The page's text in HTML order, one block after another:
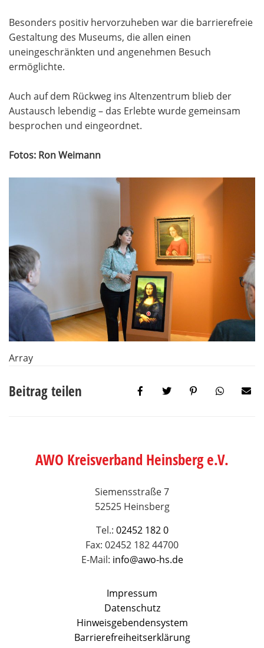
Besonders positiv hervorzuheben war die barrierefreie
Gestaltung des Museums, die allen einen
uneingeschränkten und angenehmen Besuch
ermöglichte.
Auch auf dem Rückweg ins Altenzentrum blieb der
Austausch lebendig – das Erlebte wurde gemeinsam
besprochen und eingeordnet.
Fotos: Ron Weimann
Array
Beitrag teilen
AWO Kreisverband Heinsberg e.V.
Siemensstraße 7
52525 Heinsberg
Tel.: 02452 182 0
Fax: 02452 182 44700
E-Mail: info@awo-hs.de
Impressum
Datenschutz
Hinweisgebendensystem
Barrierefreiheitserklärung